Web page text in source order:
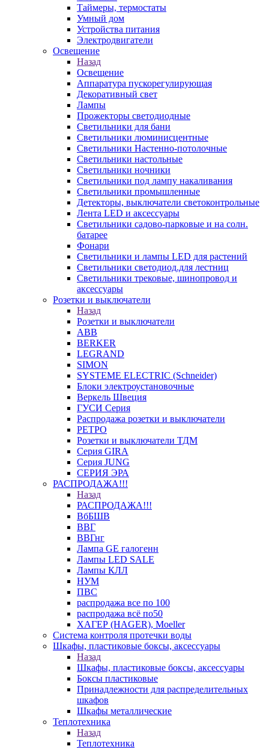
Таймеры, термостаты
Умный дом
Устройства питания
Электродвигатели
Освещение
Назад
Освещение
Аппаратура пускорегулирующая
Декоративный свет
Лампы
Прожекторы светодиодные
Светильники для бани
Светильники люминисцентные
Светильники Настенно-потолочные
Светильники настольные
Светильники ночники
Светильники под лампу накаливания
Светильники промышленные
Детекторы, выключатели светоконтрольные
Лента LED и аксессуары
Светильники садово-парковые и на солн.
батарее
Фонари
Светильники и лампы LED для растений
Светильники светодиод.для лестниц
Светильники трековые, шинопровод и
аксессуары
Розетки и выключатели
Назад
Розетки и выключатели
ABB
BERKER
LEGRAND
SIMON
SYSTEME ELECTRIC (Schneider)
Блоки электроустановочные
Веркель Швеция
ГУСИ Серия
Распродажа розетки и выключатели
РЕТРО
Розетки и выключатели ТДМ
Серия GIRA
Серия JUNG
СЕРИЯ ЭРА
РАСПРОДАЖА!!!
Назад
РАСПРОДАЖА!!!
ВбБШВ
ВВГ
ВВГнг
Лампа GE галогенн
Лампы LED SALE
Лампы КЛЛ
НУМ
ПВС
распродажа все по 100
распродажа всё по50
ХАГЕР (HAGER), Moeller
Система контроля протечки воды
Шкафы, пластиковые боксы, аксессуары
Назад
Шкафы, пластиковые боксы, аксессуары
Боксы пластиковые
Принадлежности для распределительных
шкафов
Шкафы металлические
Теплотехника
Назад
Теплотехника